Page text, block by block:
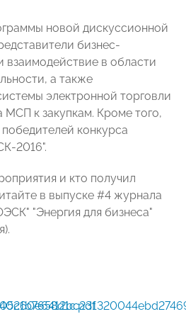
новой дискуссионной
бизнес-
в области
а также
электронной торговли
МСП к закупкам. Кроме того,
конкурса
2016".
и кто получил
в выпуске #4 журнала
"Энергия для бизнеса"